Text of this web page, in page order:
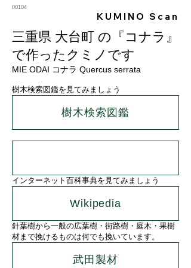
00104
KUMINO Scan
三重県 大台町 の『コナラ』
で作ったクミノです
MIE ODAI コナラ Quercus serrata
樹木検索図鑑を見てみましょう
樹木検索図鑑
インターネット百科事典を見てみましょう
Wikipedia
針葉樹から一般の広葉樹・街路樹・庭木・果樹
材まで挽けるものは何でも挽いています。
武田製材